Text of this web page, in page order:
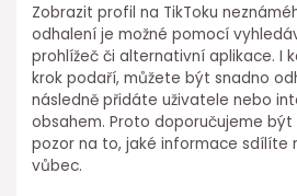
Zobrazit profil na TikToku
odhalení je možné pomocí
prohlížeč či alternativní aplikace. I
krok podaří, můžete být snadno
následně přidáte uživatele nebo
obsahem. Proto doporučujeme
pozor na to, jaké informace sdílíte
vůbec.